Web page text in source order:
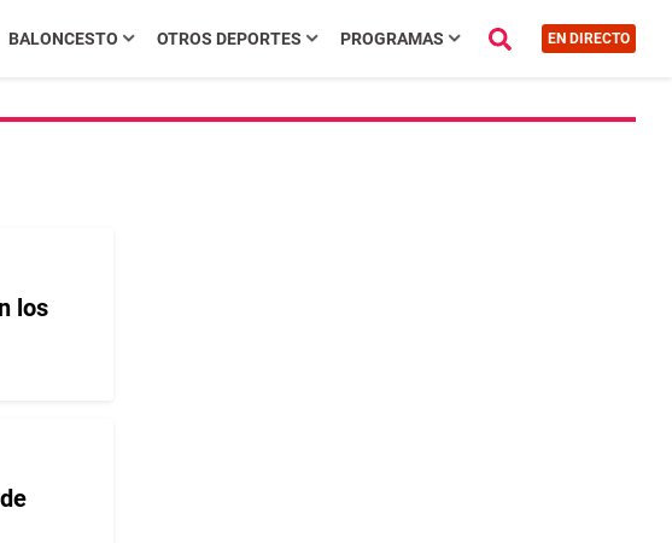
BALONCESTO OTROS DEPORTES PROGRAMAS EN DIRECTO
los